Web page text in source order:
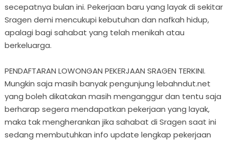
secepatnya bulan ini. Pekerjaan baru yang layak di sekitar
Sragen demi mencukupi kebutuhan dan nafkah hidup,
apalagi bagi sahabat yang telah menikah atau
berkeluarga.
PENDAFTARAN LOWONGAN PEKERJAAN SRAGEN TERKINI.
Mungkin saja masih banyak pengunjung lebahndut.net
yang boleh dikatakan masih menganggur dan tentu saja
berharap segera mendapatkan pekerjaan yang layak,
maka tak mengherankan jika sahabat di Sragen saat ini
sedang membutuhkan info update lengkap pekerjaan